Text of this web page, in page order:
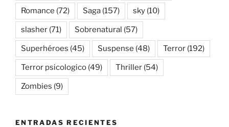
Romance (72) Saga (157) sky (10)
slasher (71) Sobrenatural (57)
Superhéroes (45) Suspense (48) Terror (192)
Terror psicologico (49) Thriller (54)
Zombies (9)
ENTRADAS RECIENTES